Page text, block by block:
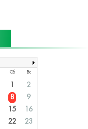
Сб Вс
1
2
8
9
15
16
22 23